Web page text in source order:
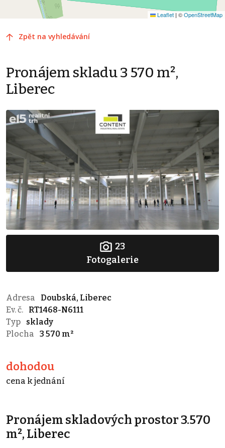
Leaflet | ©OpenStreetMap
Zpět na vyhledávání
Pronájem skladu 3 570 m²,
Liberec
23
Fotogalerie
Adresa
Doubská, Liberec
Ev. č.
RT1468-N6111
Typ
sklady
Plocha
3 570 m²
dohodou
cena k jednání
Pronájem skladových prostor 3.570
m², Liberec